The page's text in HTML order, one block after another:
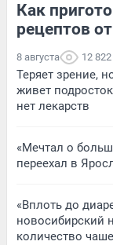
Как
рецептов
8 августа 12 822
Теряет зрение,
живет
нет лекарств
«Мечтал о
переехал в
«Вплоть до
новосибирский
количество